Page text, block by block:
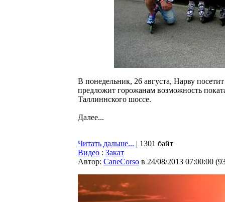
В понедельник, 26 августа, Нарву
предложит горожанам возможность
Таллиннского шоссе.
Далее...
Читать дальше... | 1301 байт
Видео : Закат
Автор: CaneCorso в 24/08/2013 07:00:00 (